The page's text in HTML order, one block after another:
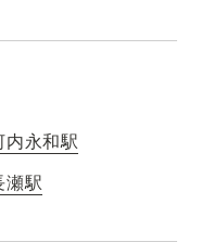
内永和駅
瀬駅